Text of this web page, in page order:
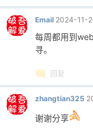
Email 2024-11-
每周都用到
寻。
回复
zhangtian325
谢谢分享